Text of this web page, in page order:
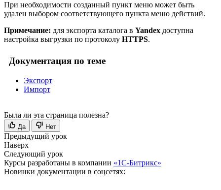
При необходимости созданный пункт меню может быть
удален выбором соответствующего пункта меню действий.
Примечание: для экспорта каталога в Yandex доступна
настройка выгрузки по протоколу HTTPS.
Документация по теме
Экспорт
Импорт
Была ли эта страница полезна?
Да Нет
Предыдущий урок
Наверх
Следующий урок
Курсы разработаны в компании «1С-Битрикс»
Новинки документации в соцсетях: